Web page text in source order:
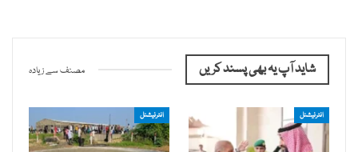
شاید آپ یہ بھی پسند کریں مصنف سے زیادہ
انٹرنیشنل انٹرنیشنل